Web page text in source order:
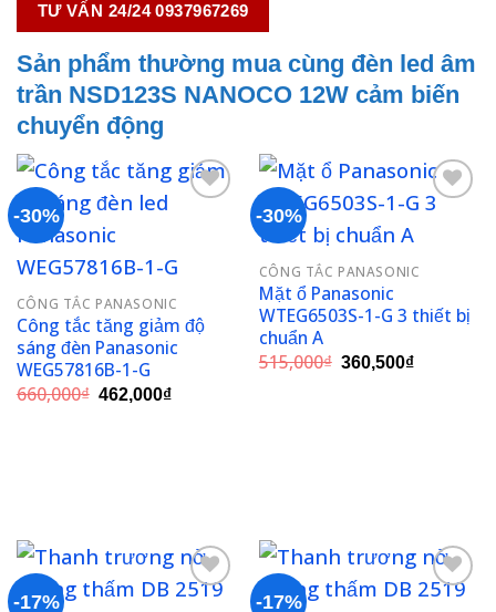
TƯ VẤN 24/24 0937967269
Sản phẩm thường mua cùng đèn led âm
trần NSD123S NANOCO 12W cảm biến
chuyển động
-30%
wishlist
CÔNG TẮC PANASONIC
Công tắc tăng giảm độ
sáng đèn Panasonic
WEG57816B-1-G
660,000₫ Giá
gốc
462,000₫Giá
-30%
wishlist
CÔNG TẮC PANASONIC
Mặt ổ Panasonic
WTEG6503S-1-G 3 thiết bị
chuẩn A
515,000₫ Giá
gốc
360,500₫Giá
-17% -17%